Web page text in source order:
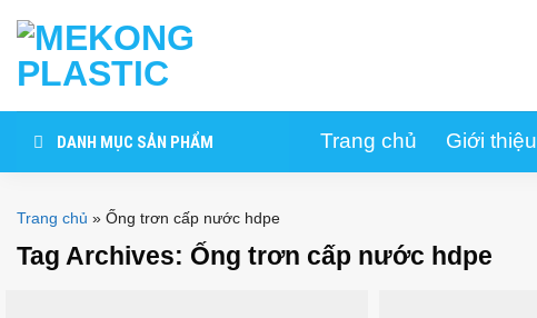
content
DANH MỤC SẢN PHẨM Trang chủ Giới thiệu
Trang chủ » Ống trơn cấp nước hdpe
Tag Archives: Ống trơn cấp nước hdpe